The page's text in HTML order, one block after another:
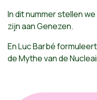
In dit nummer stellen
zijn aan Genezen.
En Luc Barbé
de Mythe van de